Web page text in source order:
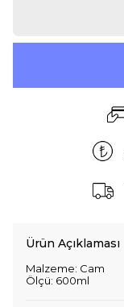
Ürün Açıklaması
Malzeme: Cam
Ölçü: 600ml